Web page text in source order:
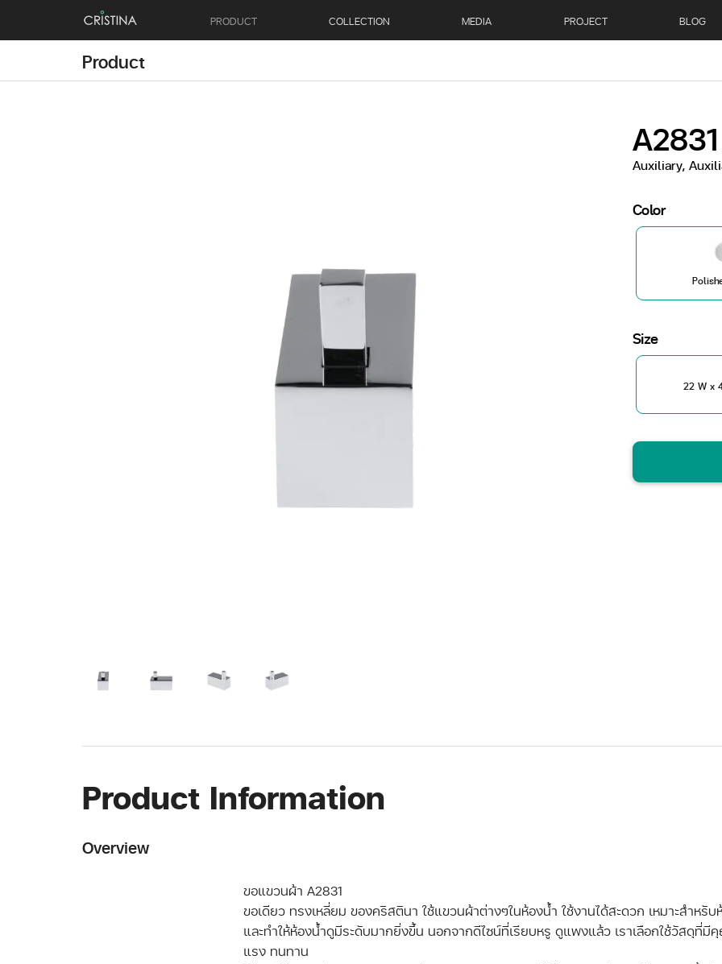
PRODUCT COLLECTION MEDIA PROJECT BLOG
Product
Auxiliary,
Color
Size
22 W x
Product Information
Overview
ขอแขวนผ้า A2831
ขอเดียว ทรงเหลี่ยม ของคริสตินา ใช้แขวนผ้าต่างๆในห้องน้ำ ใช้งานได้สะดวก เหมาะสำห
และทำให้ห้องน้ำดูมีระดับมากยิ่งขึ้น นอกจากดีไซน์ที่เรียบหรู ดูแพงแล้ว เราเลือกใช้วัสดุที่
แรง ทนทาน